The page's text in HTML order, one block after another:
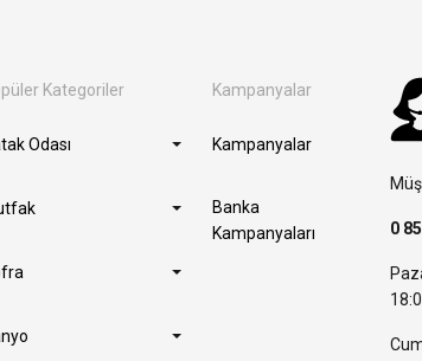
Kategoriler
Odası
Kampanyalar
Kampanyalar
Banka
Kampanyaları
0